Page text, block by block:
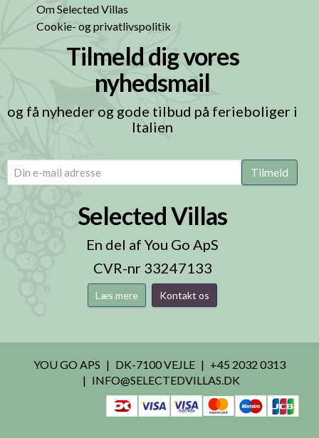
Om Selected Villas
Cookie- og privatlivspolitik
Tilmeld dig vores
nyhedsmail
og få nyheder og gode tilbud på ferieboliger i
Italien
email (Påkrævet) Tilmeld
Selected Villas
En del af You Go ApS
CVR-nr 33247133
Læs mere Kontakt os
YOU GO APS DK-7100 VEJLE
+45 2032 0313
INFO@SELECTEDVILLAS.DK